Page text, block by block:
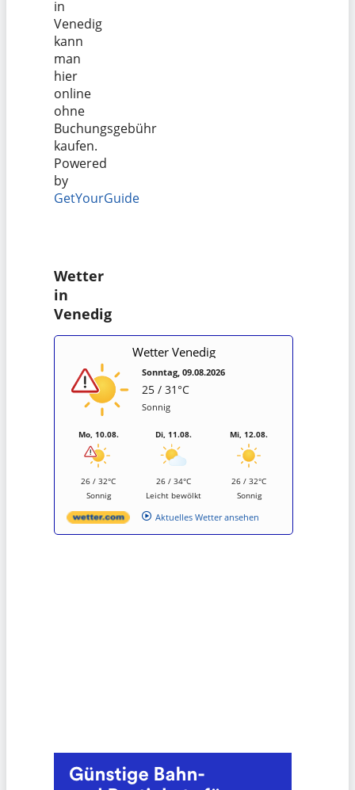
in
Venedig
kann
man
hier
online
ohne
Buchungsgebühr
kaufen.
Powered
by
GetYourGuide
Wetter
in
Venedig
Wetter Venedig
Sonntag, 09.08.2026
25 / 31°C
Sonnig
Mo, 10.08.
26 / 32°C
Sonnig
Di, 11.08.
26 / 34°C
Leicht bewölkt
Mi, 12.08.
26 / 32°C
Sonnig
Aktuelles Wetter ansehen